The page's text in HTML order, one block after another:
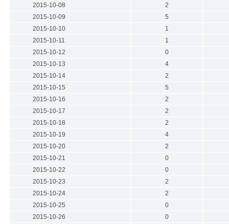
2015-10-08
2
2015-10-09
5
2015-10-10
1
2015-10-11
1
2015-10-12
0
2015-10-13
4
2015-10-14
2
2015-10-15
5
2015-10-16
2
2015-10-17
2
2015-10-18
2
2015-10-19
4
2015-10-20
2
2015-10-21
0
2015-10-22
0
2015-10-23
2
2015-10-24
2
2015-10-25
0
2015-10-26
0